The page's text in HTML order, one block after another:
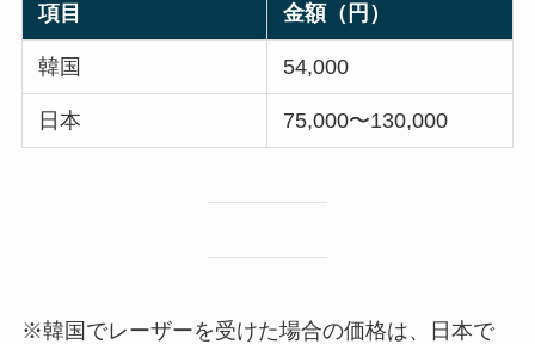
項目 金額（円）
韓国 54,000
日本 75,000〜130,000
※韓国でレーザーを受けた場合の価格は、日本で